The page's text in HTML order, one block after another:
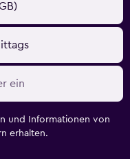
und Informationen von
erhalten.